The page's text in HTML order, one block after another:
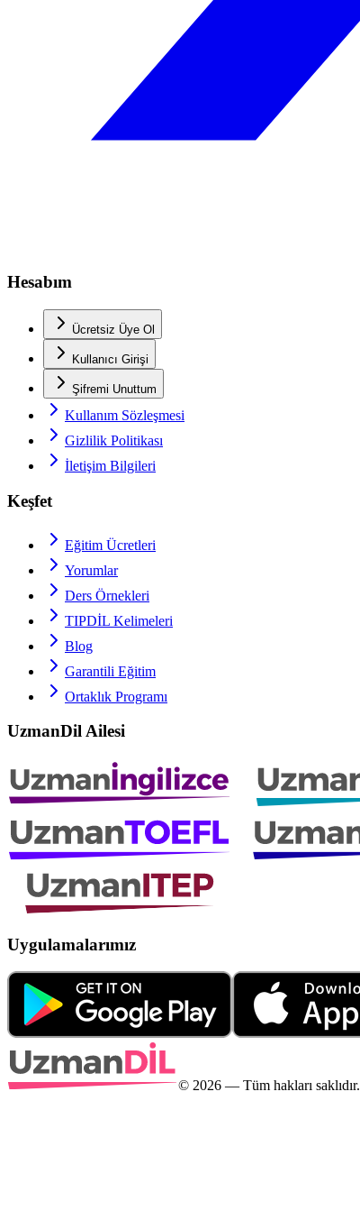
Hesabım
Ücretsiz Üye Ol
Kullanıcı Girişi
Şifremi Unuttum
Kullanım Sözleşmesi
Gizlilik Politikası
İletişim Bilgileri
Keşfet
Eğitim Ücretleri
Yorumlar
Ders Örnekleri
TIPDİL Kelimeleri
Blog
Garantili Eğitim
Ortaklık Programı
UzmanDil Ailesi
Uygulamalarımız
© 2026 — Tüm hakları saklıdır.